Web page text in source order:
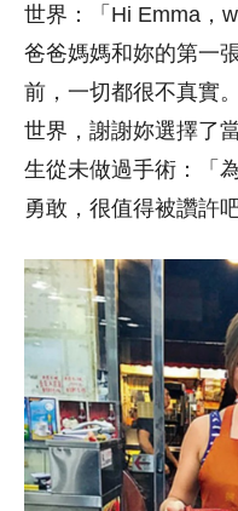
世界：「Hi Emma，
爸爸媽媽和妳的第一
前，一切都很不真實
世界，謝謝妳選擇了
生從未做過手術：「
勇敢，很值得被讚許吧